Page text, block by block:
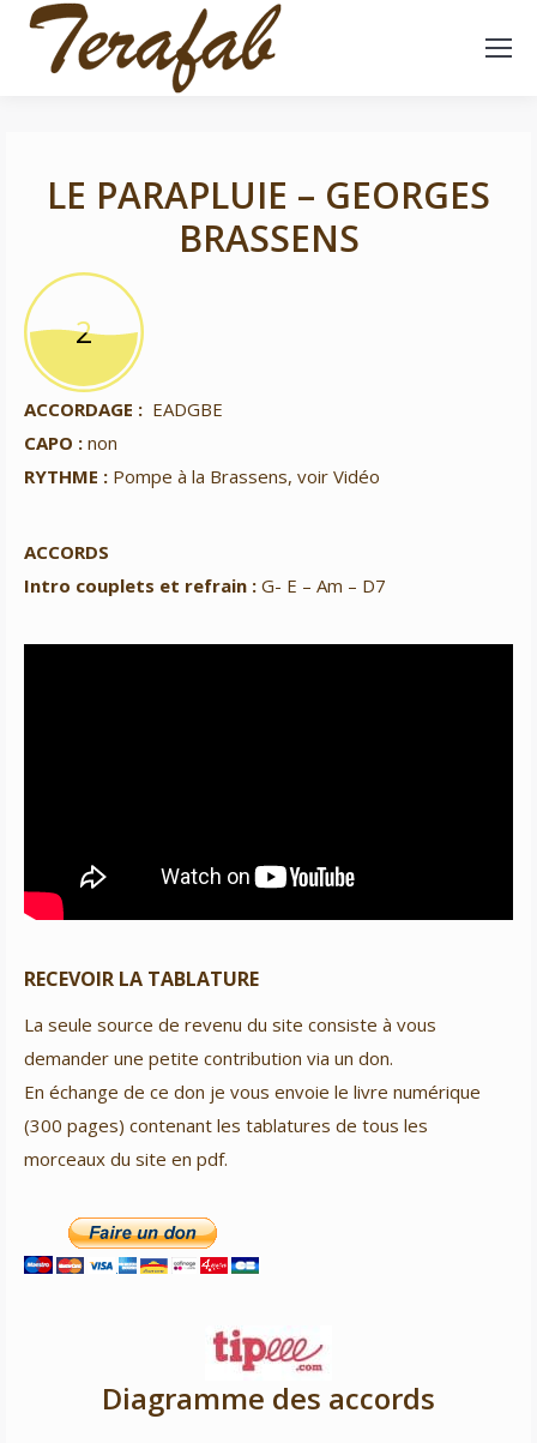
LE PARAPLUIE – GEORGES
BRASSENS
2
2
ACCORDAGE : EADGBE
CAPO : non
RYTHME : Pompe à la Brassens, voir Vidéo
ACCORDS
Intro couplets et refrain : G- E – Am – D7
RECEVOIR LA TABLATURE
La seule source de revenu du site consiste à vous
demander une petite contribution via un don.
En échange de ce don je vous envoie le livre numérique
(300 pages) contenant les tablatures de tous les
morceaux du site en pdf.
Diagramme des accords